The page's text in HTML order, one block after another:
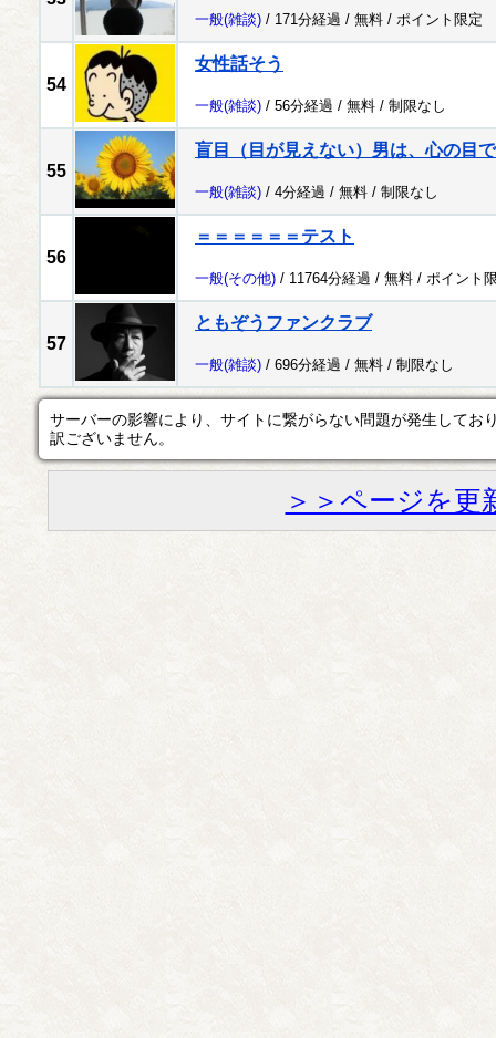
一般(雑談) / 171分経過 / 無料 / ポイント限定
54
女性話そう
一般(雑談) / 56分経過 / 無料 / 制限なし
55
盲目（目が見えない）男は、心の目
一般(雑談) / 4分経過 / 無料 / 制限なし
56
＝＝＝＝＝＝テスト
一般(その他) / 11764分経過 / 無料 / ポイント
57
ともぞうファンクラブ
一般(雑談) / 696分経過 / 無料 / 制限なし
サーバーの影響により、サイトに繋がらない問題が発生してお
訳ございません。
＞＞ページを更